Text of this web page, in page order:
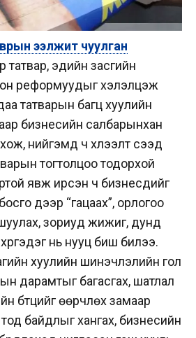
ээлжит чуулган
татвар, эдийн засгийн
реформуудыг хэлэлцэж
татварын багц хуулийн
бизнесийн салбарынхан
нийгэмд ч хүлээлт үүсээд
тогтолцоо тодорхой
явж ирсэн ч бизнесүүдийг
дээр “гацаах”, орлогоо
зориуд жижиг, дунд
нь нууц биш билээ.
хуулийн шинэчлэлийн гол
дарамтыг багасгах, шатлал
бүтцийг өөрчлөх замаар
байдлыг хангах, бизнесийн